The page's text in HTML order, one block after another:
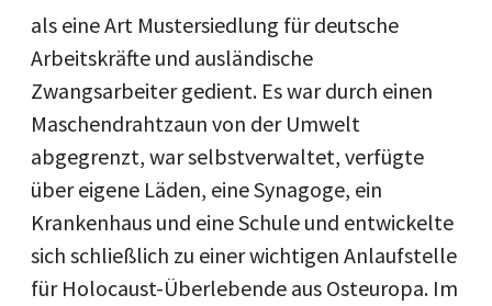
als eine Art Mustersiedlung für deutsche
Arbeitskräfte und ausländische
Zwangsarbeiter gedient. Es war durch einen
Maschendrahtzaun von der Umwelt
abgegrenzt, war selbstverwaltet, verfügte
über eigene Läden, eine Synagoge, ein
Krankenhaus und eine Schule und entwickelte
sich schließlich zu einer wichtigen Anlaufstelle
für Holocaust-Überlebende aus Osteuropa. Im